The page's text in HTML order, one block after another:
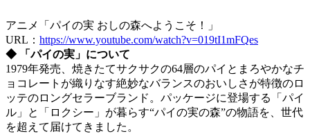
アニメ「パイの実 おしの森へようこそ！」
URL： https://www.youtube.com/watch?v=019tI1mFQes
◆ 「パイの実」について
1979年発売、焼きたてサクサクの64層のパイとまろやかなチ
ョコレートが織りなす絶妙なバランスのおいしさが特徴のロ
ッテのロングセラーブランド。パッケージに登場する「パイ
ル」と「ロクシー」が暮らす“パイの実の森”の物語を、世代
を超えて届けてきました。